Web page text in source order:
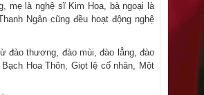
mẹ là nghệ sĩ Kim Hoa, bà ngoại là
Ngân cũng đều hoạt động nghệ
đào thương, đào mùi, đào lẳng, đào
Hoa Thôn, Giọt lệ cố nhân, Một